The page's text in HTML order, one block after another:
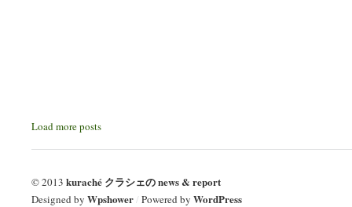
Load more posts
© 2013 kuraché クラシェの news & report
Designed by Wpshower/ Powered by WordPress